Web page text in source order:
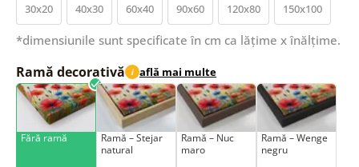
30x20 40x30 60x40 90x60 120x80 150x100
*dimensiunile sunt specificate în cm ca lățime x înălțime.
Ramă decorativă i află mai multe
Fără ramă
Ramă – Stejar
natural
Ramă – Nuc
maro
Ramă – Wenge
negru